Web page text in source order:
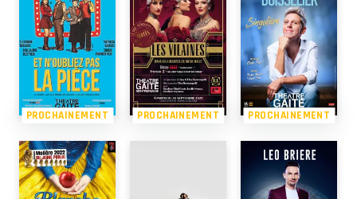
PROCHAINEMENT PROCHAINEMENT PROCHAINEMENT